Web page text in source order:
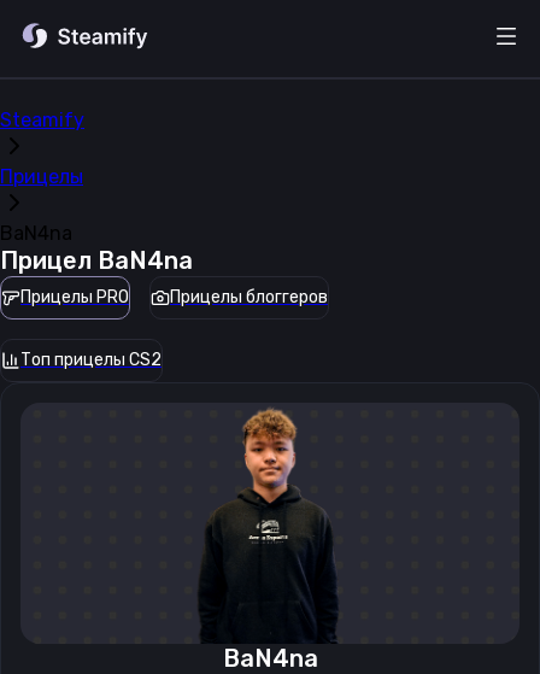
Steamify
Прицелы
BaN4na
Прицел BaN4na
Прицелы PRO Прицелы блоггеров
Топ прицелы CS2
BaN4na